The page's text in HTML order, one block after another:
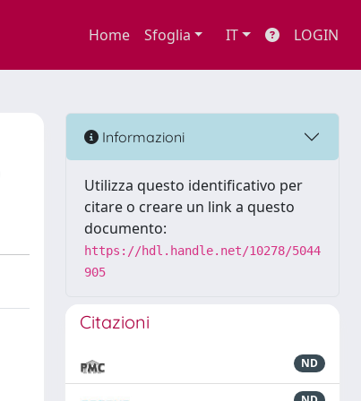
Home Sfoglia IT LOGIN
Informazioni
Utilizza questo identificativo per
citare o creare un link a questo
documento:
https://hdl.handle.net/10278/5044
905
Citazioni
ND